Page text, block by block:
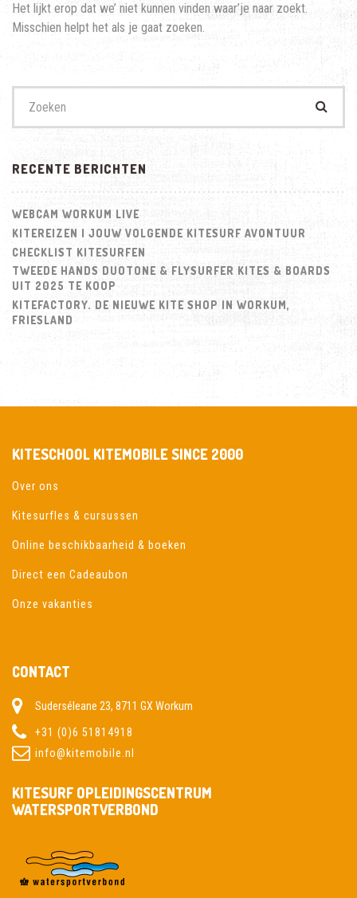
Het lijkt erop dat we’ niet kunnen vinden waar’je naar zoekt.
Misschien helpt het als je gaat zoeken.
naar:
RECENTE BERICHTEN
WEBCAM WORKUM LIVE
KITEREIZEN | JOUW VOLGENDE KITESURF AVONTUUR
CHECKLIST KITESURFEN
TWEEDE HANDS DUOTONE & FLYSURFER KITES & BOARDS
UIT 2025 TE KOOP
KITEFACTORY. DE NIEUWE KITE SHOP IN WORKUM,
FRIESLAND
KITESCHOOL KITEMOBILE SINCE 2000
Over ons
Kitesurfles & cursussen
Online beschikbaarheid & boeken
Direct een Cadeaubon
Onze vakanties
CONTACT
Suderséleane 23, 8711 GX Workum
+31 (0)6 51814918
info@kitemobile.nl
KITESURF OPLEIDINGSCENTRUM
WATERSPORTVERBOND